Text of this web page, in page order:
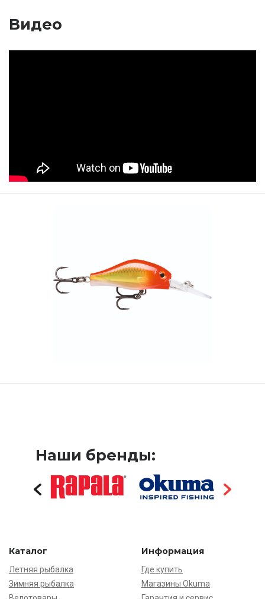
Видео
Наши бренды:
Каталог
Летняя рыбалка
Зимняя рыбалка
Информация
Где купить
Магазины Okuma